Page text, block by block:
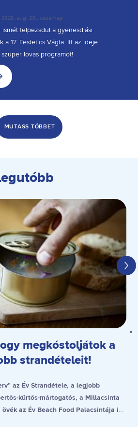
2026. aug. 23., vasárnap
felpezsdül a gyenesdiási
a 17. Festetics Vágta. Itt az ideje
lovas programot!
MUTASS TÖBBET
megkóstoljátok a
strandételeit!
az Év Strandétele, a legjobb
kürtős-mártogatós, a Millacsinta
az Év Beach Food Palacsintája is,